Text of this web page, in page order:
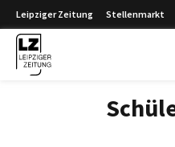
Leipziger Zeitung Stellenmarkt